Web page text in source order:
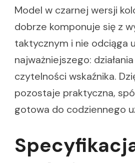
Model w czarnej wersji
dobrze komponuje się z
taktycznym i nie odciąga
najważniejszego:
czytelności wskaźnika.
pozostaje praktyczna,
gotowa do codziennego